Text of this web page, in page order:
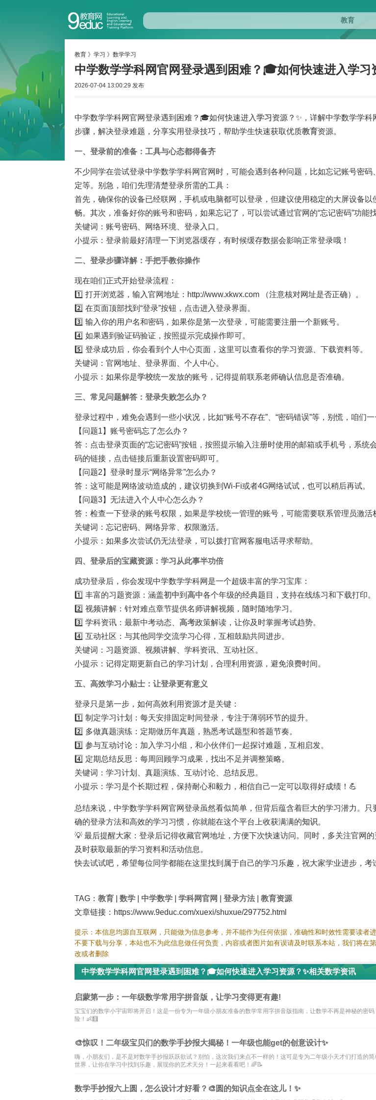
教育 》 学习 》 数学学习
中学数学学科网官网登录遇到困难？🎓如何快速进入学习
2026-07-04 13:00:29 发布
中学数学学科网官网登录遇到困难？🎓如何快速进入学习 资源？✨，详解中学数学学科
步骤，解决登录难题，分享实用登录技巧，帮助学生快速获取优质教育资源。
一、登录前的准备：工具与心态都得备齐
不少同学在尝试登录中学数学学科网官网时，可能会遇到各种问题，比如忘记账号密码
定等。别急，咱们先理清楚登录所需的工具：
首先，确保你的设备已经联网，手机或电脑都可以登录，但建议使用稳定的大屏设备以
畅。其次，准备好你的账号和密码，如果忘记了，可以尝试通过官网的“忘记密码”功能找
关键词：账号密码、网络环境、登录入口。
小提示：登录前最好清理一下浏览器缓存，有时候缓存数据会影响正常登录哦！
二、登录步骤详解：手把手教你操作
现在咱们正式开始登录流程：
1️⃣ 打开浏览器，输入官网地址：http://www.xkwx.com （注意核对网址是否正确）。
2️⃣ 在页面顶部找到“登录”按钮，点击进入登录界面。
3️⃣ 输入你的用户名和密码，如果你是第一次登录，可能需要注册一个新账号。
4️⃣ 如果遇到验证码验证，按照提示完成操作即可。
5️⃣ 登录成功后，你会看到个人中心页面，这里可以查看你的学习资源、下载资料等。
关键词：官网地址、登录界面、个人中心。
小提示：如果你是学校统一发放的账号，记得提前联系老师确认信息是否准确。
三、常见问题解答：登录失败怎么办？
登录过程中，难免会遇到一些小状况，比如“账号不存在”、“密码错误”等，别慌，咱们一
【问题1】账号密码忘了怎么办？
答：点击登录页面的“忘记密码”按钮，按照提示输入注册时使用的邮箱或手机号，系统
码的链接，点击链接后重新设置密码即可。
【问题2】登录时显示“网络异常”怎么办？
答：这可能是网络波动造成的，建议切换到Wi-Fi或者4G网络试试，也可以稍后再试。
【问题3】无法进入个人中心怎么办？
答：检查一下登录的账号权限，如果是学校统一管理的账号，可能需要联系管理员激活
关键词：忘记密码、网络异常、权限激活。
小提示：如果多次尝试仍无法登录，可以拨打官网客服电话寻求帮助。
四、登录后的宝藏资源：学习从此事半功倍
成功登录后，你会发现中学数学学科网是一个超级丰富的学习宝库：
1️⃣ 丰富的习题资源：涵盖初中到 高中各个年级的经典题目，支持在线练习和下载打印。
2️⃣ 视频讲解：针对难点章节提供名师讲解视频，随时随地学习。
3️⃣ 学科资讯：最新中考动态、 高考政策解读，让你及时掌握考试趋势。
4️⃣ 互动社区：与其他同学交流学习心得，互相鼓励共同进步。
关键词：习题资源、视频讲解、学科资讯、互动社区。
小提示：记得定期更新自己的学习计划，合理利用资源，避免浪费时间。
五、高效学习小贴士：让登录更有意义
登录只是第一步，如何高效利用资源才是关键：
1️⃣ 制定学习计划：每天安排固定时间登录，专注于薄弱环节的提升。
2️⃣ 多做真题演练：定期做历年真题，熟悉考试题型和答题节奏。
3️⃣ 参与互动讨论：加入学习小组，和小伙伴们一起探讨难题，互相启发。
4️⃣ 定期总结反思：每周回顾学习成果，找出不足并调整策略。
关键词：学习计划、真题演练、互动讨论、总结反思。
小提示：学习是个长期过程，保持耐心和毅力，相信自己一定可以取得好成绩！💪
总结来说，中学数学学科网官网登录虽然看似简单，但背后蕴含着巨大的学习潜力。只
确的登录方法和高效的学习习惯，你就能在这个平台上收获满满的知识。
💡 最后提醒大家：登录后记得收藏官网地址，方便下次快速访问。同时，多关注官网的
及时获取最新的学习资料和活动信息。
快去试试吧，希望每位同学都能在这里找到属于自己的学习乐趣，祝大家学业进步，考
TAG： 教育 数学 中学数学 学科网官网 登录方法
教育资源
文章链接：https://www.9educ.com/xuexi/shuxue/297752.html
提示：本信息均源自互联网，只能做为信息参考，并不能作为任何依据，准确性和时效性需要读者
不要下载与分享，本站也不为此信息做任何负责，内容或者图片如有误请及时联系本站，我们将在
改或者删除
中学数学学科网官网登录遇到困难？🎓如何快速进入学习资源？✨相关数学资讯
启蒙第一步：一年级数学常用字拼音版，让学习变得更有趣!
宝宝们的数学小宇宙即将开启！这是一份专为一年级小朋友准备的数学常用字拼音版指南，让数学不再是神秘的密
险！👶🧮
🎨惊叹！二年级宝贝们的数学手抄报大揭秘！一年级也能get的创意设计✨
嗨，小朋友们，是不是对数学手抄报跃跃欲试？别怕，这次我们来点不一样的！这可是专为二年级小天才们打造的
世界，让你在学习中找到乐趣，展现你的艺术天分！一起来看看吧！🌈📝
数学手抄报六上圆，怎么设计才好看？🎨圆的知识点全在这儿！✨